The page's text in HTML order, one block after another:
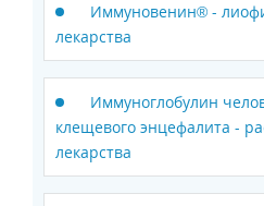
Иммуновенин® -
лекарства
Иммуноглобулин
клещевого энцефалита -
лекарства